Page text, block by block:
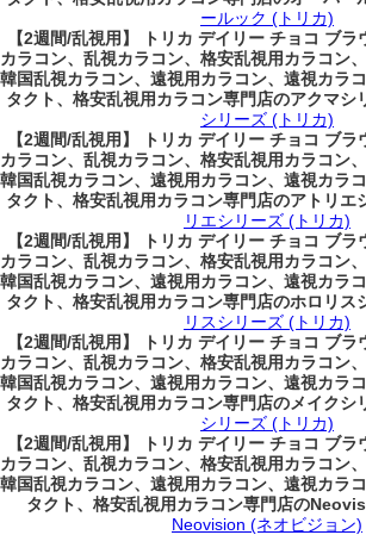
ールック (トリカ)
【2週間/乱視用】 トリカ デイリー チョコ ブ
カラコン、乱視カラコン、格安乱視用カラコン
韓国乱視カラコン、遠視用カラコン、遠視カラ
タクト、格安乱視用カラコン専門店のアクマシ
シリーズ (トリカ)
【2週間/乱視用】 トリカ デイリー チョコ ブ
カラコン、乱視カラコン、格安乱視用カラコン
韓国乱視カラコン、遠視用カラコン、遠視カラ
タクト、格安乱視用カラコン専門店のアトリエ
リエシリーズ (トリカ)
【2週間/乱視用】 トリカ デイリー チョコ ブ
カラコン、乱視カラコン、格安乱視用カラコン
韓国乱視カラコン、遠視用カラコン、遠視カラ
タクト、格安乱視用カラコン専門店のホロリス
リスシリーズ (トリカ)
【2週間/乱視用】 トリカ デイリー チョコ ブ
カラコン、乱視カラコン、格安乱視用カラコン
韓国乱視カラコン、遠視用カラコン、遠視カラ
タクト、格安乱視用カラコン専門店のメイクシ
シリーズ (トリカ)
【2週間/乱視用】 トリカ デイリー チョコ ブ
カラコン、乱視カラコン、格安乱視用カラコン
韓国乱視カラコン、遠視用カラコン、遠視カラ
タクト、格安乱視用カラコン専門店の
Neovision (ネオビジョン)